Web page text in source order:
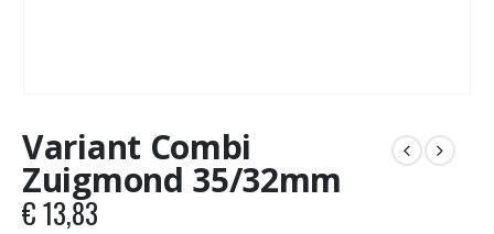
Variant Combi
Zuigmond 35/32mm
€13,83